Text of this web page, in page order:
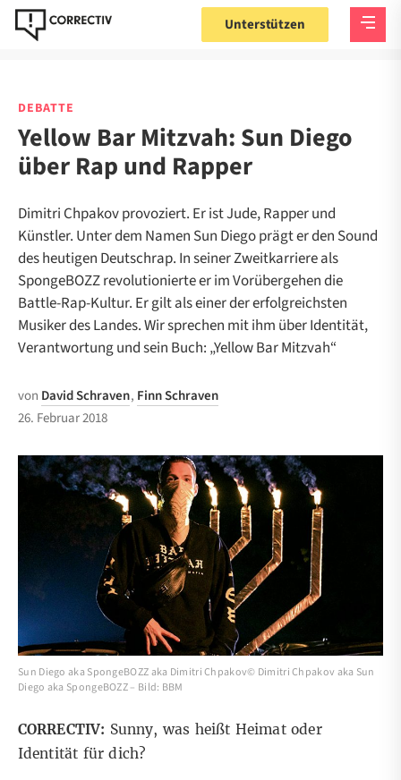
Unterstützen
DEBATTE
Yellow Bar Mitzvah: Sun Diego
über Rap und Rapper
Dimitri Chpakov provoziert. Er ist Jude, Rapper und
Künstler. Unter dem Namen Sun Diego prägt er den Sound
des heutigen Deutschrap. In seiner Zweitkarriere als
SpongeBOZZ revolutionierte er im Vorübergehen die
Battle-Rap-Kultur. Er gilt als einer der erfolgreichsten
Musiker des Landes. Wir sprechen mit ihm über Identität,
Verantwortung und sein Buch: „Yellow Bar Mitzvah“
von David Schraven, Finn Schraven
26. Februar 2018
Sun Diego aka SpongeBOZZ aka Dimitri Chpakov© Dimitri Chpakov aka Sun
Diego aka SpongeBOZZ – Bild: BBM
CORRECTIV: Sunny, was heißt Heimat oder
Identität für dich?